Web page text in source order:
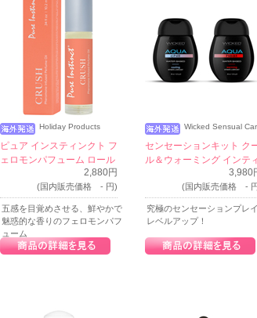
Holiday Products
ピュア インスティンクト フ
ェロモンパフューム ロール
2,880円
(国内販売価格 - 円)
五感を目覚めさせる、鮮やかで
魅惑的な香りのフェロモンパフ
ューム
Wicked Sensual
センセーションキット ク
ル＆ウォーミング インテ
メイト ルブリカント3,980
(国内販売価格 -
究極のセンセーションプレ
レベルアップ！